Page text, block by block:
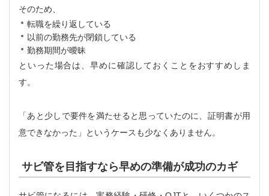
そのため、
転職を繰り返している
以前の勤務先が閉鎖している
勤務期間が曖昧
といった場合は、早めに確認しておくことをおすすめしま
す。
「あと少しで要件を満たせると思っていたのに、証明書が用
意できなかった」というケースも少なくありません。
サビ管を目指すなら早めの準備が成功のカギ